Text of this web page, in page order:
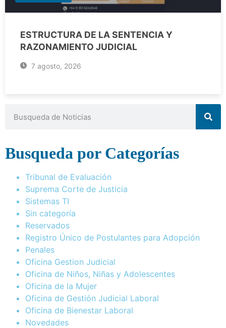
ESTRUCTURA DE LA SENTENCIA Y
RAZONAMIENTO JUDICIAL
7 agosto, 2026
Busqueda por Categorías
Tribunal de Evaluación
Suprema Corte de Justicia
Sistemas TI
Sin categoría
Reservados
Registro Único de Postulantes para Adopción
Penales
Oficina Gestion Judicial
Oficina de Niños, Niñas y Adolescentes
Oficina de la Mujer
Oficina de Gestión Judicial Laboral
Oficina de Bienestar Laboral
Novedades